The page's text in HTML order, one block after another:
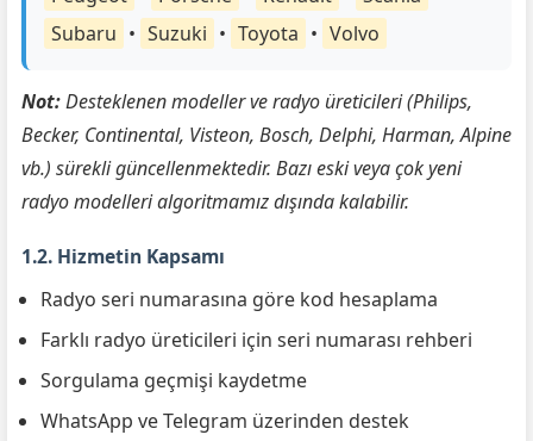
Subaru • Suzuki • Toyota • Volvo
Not:Desteklenen modeller ve radyo üreticileri (Philips,
Becker, Continental, Visteon, Bosch, Delphi, Harman, Alpine
vb.) sürekli güncellenmektedir. Bazı eski veya çok yeni
radyo modelleri algoritmamız dışında kalabilir.
1.2. Hizmetin Kapsamı
Radyo seri numarasına göre kod hesaplama
Farklı radyo üreticileri için seri numarası rehberi
Sorgulama geçmişi kaydetme
WhatsApp ve Telegram üzerinden destek